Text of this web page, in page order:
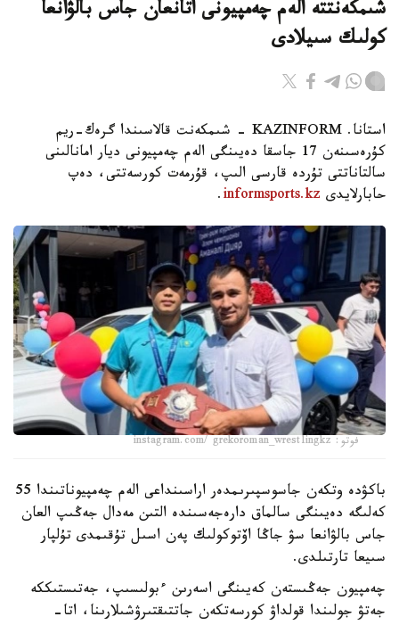
شىمكەنتتە الەم چەمپيونى اتانعان جاس بالۋانعا
كولىك سىيلادى
استانا. KAZINFORM - شىمكەنت قالاسىندا گرەك-ريم
كۇرەسىنەن 17 جاسقا دەيىنگى الەم چەمپيونى ديار امانالىنى
سالتاناتتى تۇردە قارسى الىپ، قۇرمەت كورسەتتى، دەپ
حابارلايدى informsports.kz
.
فوتو: instagram.com/ grekoroman_wrestlingkz
باكۋدە وتكەن جاسوسپىرىمدەر اراسىنداعى الەم چەمپيوناتىندا 55
كەلىگە دەيىنگى سالماق دارەجەسىندە التىن مەدال جەڭىپ العان
جاس بالۋانعا سۋ جاڭا اۆتوكولىك پەن اسىل تۇقىمدى تۇلپار
سىيعا تارتىلدى.
چەمپيون جەڭىستەن كەيىنگى اسەرىن ءبولىسىپ، جەتىستىككە
جەتۋ جولىندا قولداۋ كورسەتكەن جاتتىقتىرۋشىلارىنا، اتا-